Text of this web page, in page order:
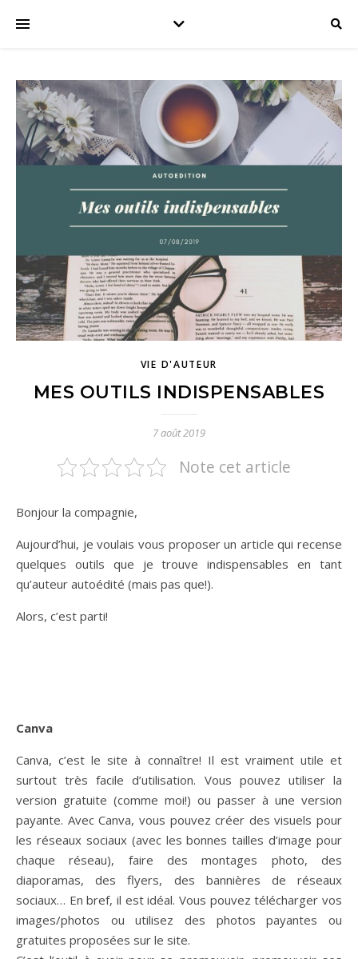
VIE D'AUTEUR
MES OUTILS INDISPENSABLES
7 août 2019
Note cet article
Bonjour la compagnie,
Aujourd’hui, je voulais vous proposer un article qui recense
quelques outils que je trouve indispensables en tant
qu’auteur autoédité (mais pas que!).
Alors, c’est parti!
Canva
Canva, c’est le site à connaître! Il est vraiment utile et
surtout très facile d’utilisation. Vous pouvez utiliser la
version gratuite (comme moi!) ou passer à une version
payante. Avec Canva, vous pouvez créer des visuels pour
les réseaux sociaux (avec les bonnes tailles d’image pour
chaque réseau), faire des montages photo, des
diaporamas, des flyers, des bannières de réseaux
sociaux… En bref, il est idéal. Vous pouvez télécharger vos
images/photos ou utilisez des photos payantes ou
gratuites proposées sur le site.